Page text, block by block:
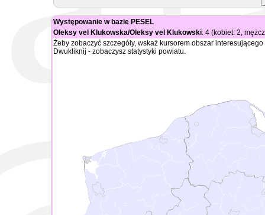
Występowanie w bazie PESEL
Oleksy vel Klukowska/Oleksy vel Klukowski: 4 (kobiet: 2,
Żeby zobaczyć szczegóły, wskaż kursorem obszar
Dwukliknij - zobaczysz statystyki powiatu.